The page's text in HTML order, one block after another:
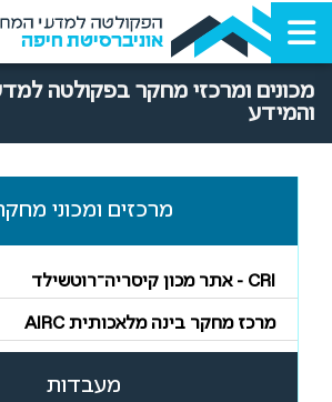
הפקולטה למדעי
אוניברסיטת חיפה
מכונים ומרכזי מחקר בפקולטה
והמידע
מרכזים ומכוני
מעבדות
CRI - אתר מכון קיסריה־רוטשילד
מרכז מחקר בינה מלאכותית AIRC